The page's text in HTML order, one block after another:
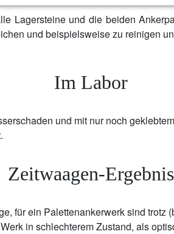
Lagersteine und die beiden
und beispielsweise zu reinigen
Im Labor
und mit nur noch
Zeitwaagen-Ergebnis
für ein Palettenankerwerk sind trotz
in schlechterem Zustand, als